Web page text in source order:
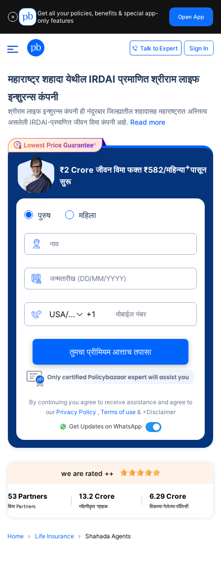
✕
Get all your policies, benefits & special app-
only features
Open App
Talk to Expert Sign In
महाराष्ट्र शहादा येथील IRDAI प्रमाणित श्रीराम लाइफ
इन्शुरन्स कंपनी
श्रीराम लाइफ इन्शुरन्स कंपनी ही नंदुरबार जिल्ह्यातील शहादासह महाराष्ट्रात अस्तित्व
असलेली IRDAI-प्रमाणित जीवन विमा कंपनी आहे. Read more
₹2 Croreजीवन विमा फक्त₹582/महिन्या+पासून
सुरू
पुरुष महिला
नाव
जन्मतारीख (DD/MM/YYYY)
मोबाईल नंबर
तुमचा प्रीमियम आत्ताच तपासा
By continuing you agree to receive assistance and agree to
our Privacy Policy , Terms of use & +Disclaimer
Get Updates on WhatsApp
53 Partners
विमा Partners
13.2 Crore
नोंदणीकृत ग्राहक
6.29 Crore
विकल्या गेलेल्या पॉलिसी
we are rated ++
Home Life Insurance Shahada Agents